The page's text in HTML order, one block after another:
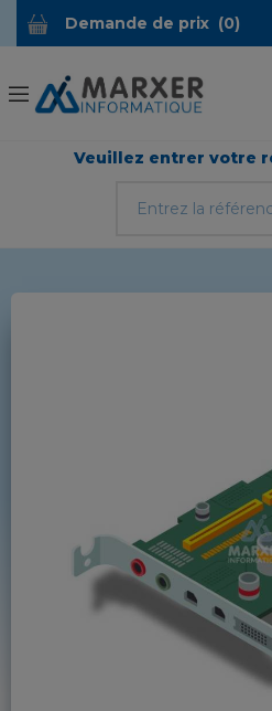
Demande de prix (0)
Veuillez entrer votre